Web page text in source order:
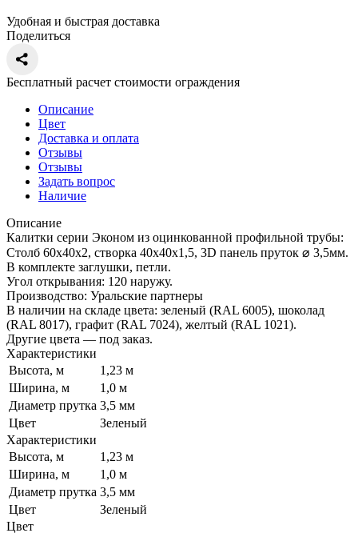
Удобная и быстрая доставка
Поделиться
Бесплатный расчет стоимости ограждения
Описание
Цвет
Доставка и оплата
Отзывы
Отзывы
Задать вопрос
Наличие
Описание
Калитки серии Эконом из оцинкованной профильной трубы:
Столб 60х40х2, створка 40х40х1,5, 3D панель пруток ⌀ 3,5мм.
В комплекте заглушки, петли.
Угол открывания: 120 наружу.
Производство: Уральские партнеры
В наличии на складе цвета: зеленый (RAL 6005), шоколад
(RAL 8017), графит (RAL 7024), желтый (RAL 1021).
Другие цвета — под заказ.
Характеристики
Высота, м
1,23 м
Ширина, м
1,0 м
Диаметр прутка 3,5 мм
Цвет
Зеленый
Характеристики
Высота, м
1,23 м
Ширина, м
1,0 м
Диаметр прутка 3,5 мм
Цвет
Зеленый
Цвет